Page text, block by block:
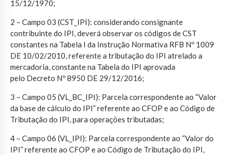
15/12/1970;
2 – Campo 03 (CST_IPI): considerando consignante
contribuinte do IPI, deverá observar os códigos de CST
constantes na Tabela I da Instrução Normativa RFB Nº 1009
DE 10/02/2010, referente a tributação do IPI atrelado a
mercadoria, constante na Tabela do IPI aprovada
pelo Decreto Nº 8950 DE 29/12/2016;
3 – Campo 05 (VL_BC_IPI): Parcela correspondente ao “Valor
da base de cálculo do IPI” referente ao CFOP e ao Código de
Tributação do IPI, para operações tributadas;
4 – Campo 06 (VL_IPI): Parcela correspondente ao “Valor do
IPI” referente ao CFOP e ao Código de Tributação do IPI,